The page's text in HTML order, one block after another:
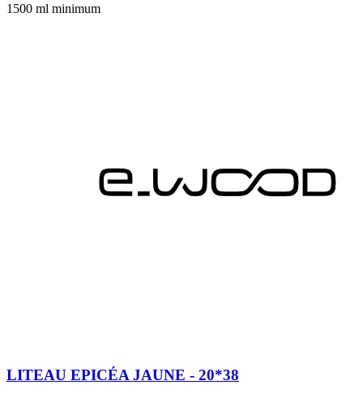
1500 ml minimum
LITEAU EPICÉA JAUNE - 20*38